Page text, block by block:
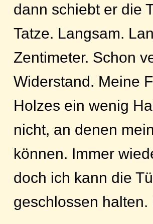
dann schiebt er die
Tatze. Langsam.
Zentimeter. Schon
Widerstand. Meine
Holzes ein wenig
nicht, an denen
können. Immer
doch ich kann die
geschlossen